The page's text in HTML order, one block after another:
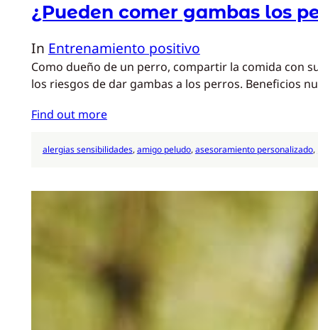
¿Pueden comer gambas los
In Entrenamiento positivo
Como dueño de un perro, compartir la comida con
los riesgos de dar gambas a los perros. Beneficios
Find out more
alergias sensibilidades, amigo peludo, asesoramiento personalizado,